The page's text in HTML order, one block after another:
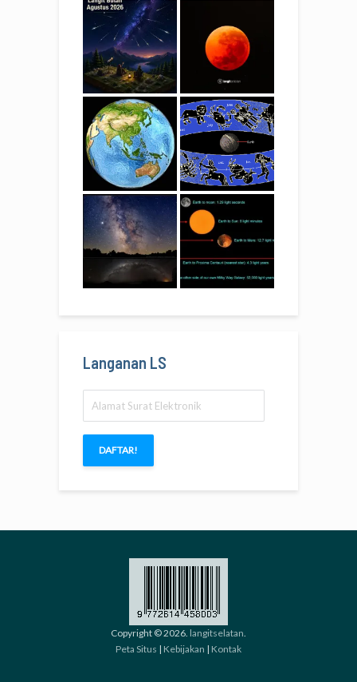
Langanan LS
Surat
Elektronik
DAFTAR!
Copyright © 2026. langitselatan.
Peta Situs | Kebijakan | Kontak